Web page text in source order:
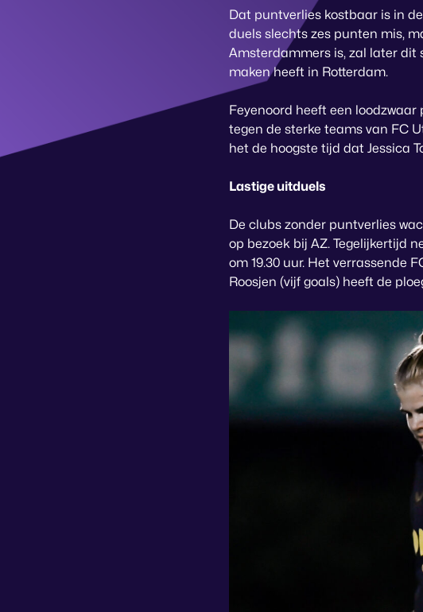
Dat puntverlies kostbaar is in
duels slechts zes punten mis,
Amsterdammers is, zal later dit
maken heeft in Rotterdam.
Feyenoord heeft een
tegen de sterke teams van FC
het de hoogste tijd dat Jessica
Lastige uitduels
De clubs zonder puntverlies
op bezoek bij AZ. Tegelijkertijd
om 19.30 uur. Het verrassende
Roosjen (vijf goals) heeft de